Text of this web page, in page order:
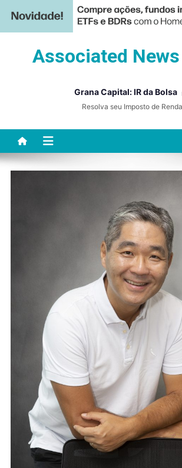
Associated
Grana Capital: IR da Bolsa
Resolva seu Imposto de Renda